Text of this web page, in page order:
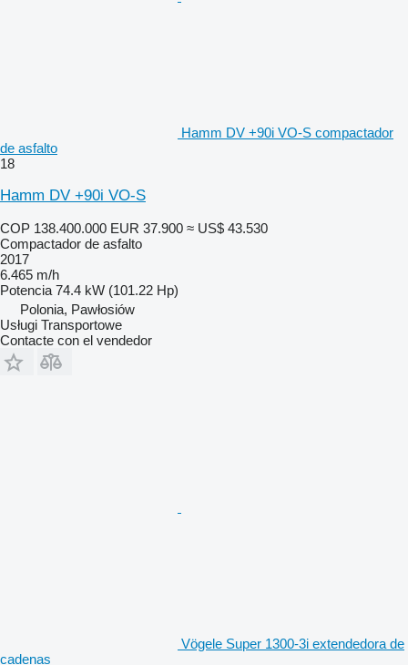
Hamm DV +90i VO-S compactador
de asfalto
18
Hamm DV +90i VO-S
COP 138.400.000 EUR 37.900 ≈ US$ 43.530
Compactador de asfalto
2017
6.465 m/h
Potencia 74.4 kW (101.22 Hp)
Polonia, Pawłosiów
Usługi Transportowe
Contacte con el vendedor
Vögele Super 1300-3i extendedora de
cadenas